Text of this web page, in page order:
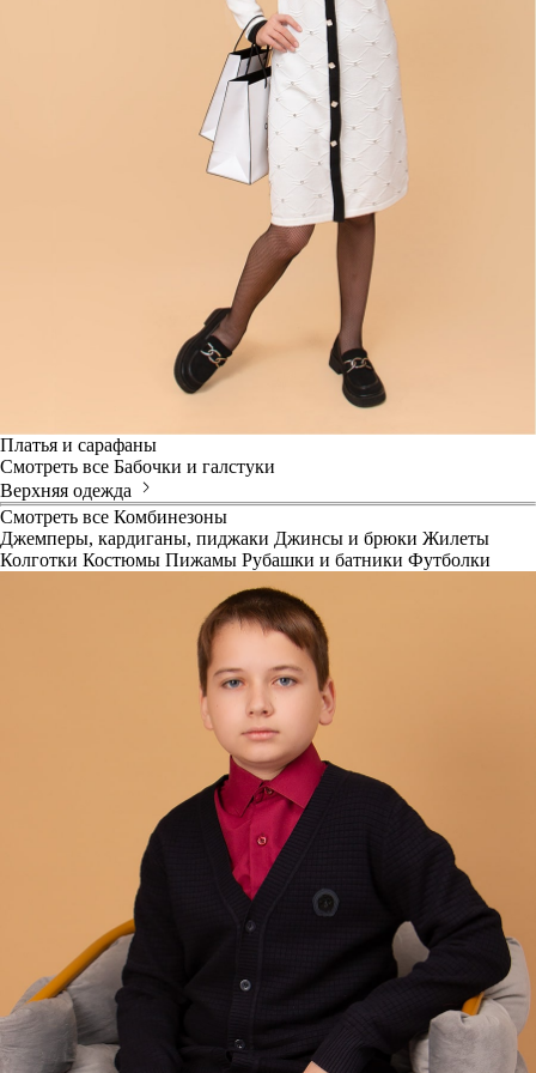
Платья и сарафаны
Смотреть все Бабочки и галстуки
Верхняя одежда
Смотреть все Комбинезоны
Джемперы, кардиганы, пиджаки Джинсы и брюки Жилеты
Колготки Костюмы Пижамы Рубашки и батники Футболки